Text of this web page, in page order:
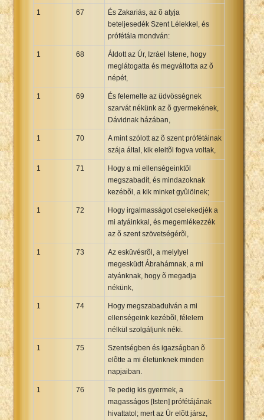
1 67
És Zakariás, az õ atyja
beteljesedék Szent Lélekkel, és
prófétála mondván:
1 68
Áldott az Úr, Izráel Istene, hogy
meglátogatta és megváltotta az õ
népét,
1 69
És felemelte az üdvösségnek
szarvát nékünk az õ gyermekének,
Dávidnak házában,
1 70
A mint szólott az õ szent prófétáinak
szája által, kik eleitõl fogva voltak,
1 71
Hogy a mi ellenségeinktõl
megszabadít, és mindazoknak
kezébõl, a kik minket gyûlölnek;
1 72
Hogy irgalmasságot cselekedjék a
mi atyáinkkal, és megemlékezzék
az õ szent szövetségérõl,
1 73
Az esküvésrõl, a melylyel
megesküdt Ábrahámnak, a mi
atyánknak, hogy õ megadja
nékünk,
1 74
Hogy megszabadulván a mi
ellenségeink kezébõl, félelem
nélkül szolgáljunk néki.
1 75
Szentségben és igazságban õ
elõtte a mi életünknek minden
napjaiban.
1 76
Te pedig kis gyermek, a
magasságos [Isten] prófétájának
hivattatol; mert az Úr elõtt jársz,